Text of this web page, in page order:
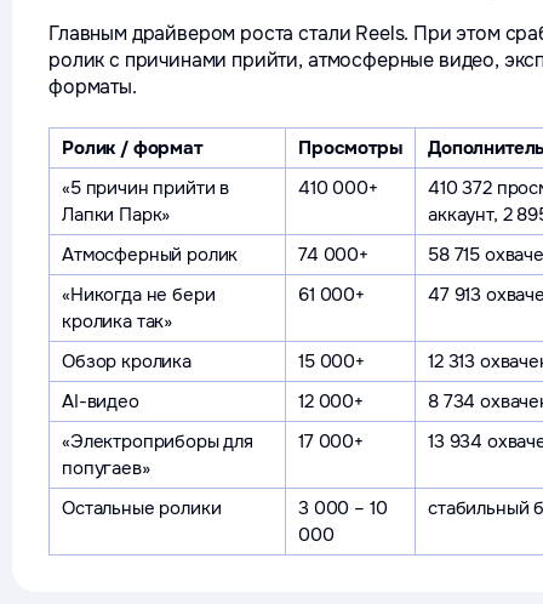
Главным драйвером роста стали Reels. При этом
ролик с причинами прийти, атмосферные видео,
форматы.
Ролик / формат Просмотры
«5 причин прийти в
Лапки Парк»
410 000+
410 372
аккаунт, 2
Атмосферный ролик
74 000+
58 715
«Никогда не бери
кролика так»
61 000+ 47 913
Обзор кролика 15 000+
12 313
AI-видео
12 000+
8 734
«Электроприборы для
попугаев»
17 000+ 13 934
Остальные ролики
3 000 – 10
000
стабильный